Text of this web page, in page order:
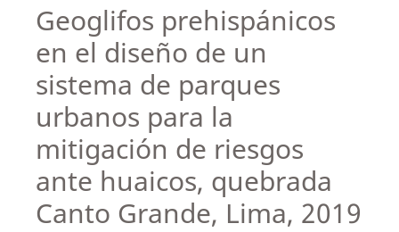
Geoglifos prehispánicos
en el diseño de un
sistema de parques
urbanos para la
mitigación de riesgos
ante huaicos, quebrada
Canto Grande, Lima, 2019